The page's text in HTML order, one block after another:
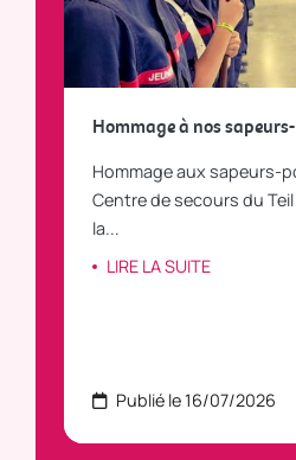
Hommage à nos
Hommage aux sapeurs-
Centre de secours du
la...
LIRE LA SUITE
Publié le 16/07/2026